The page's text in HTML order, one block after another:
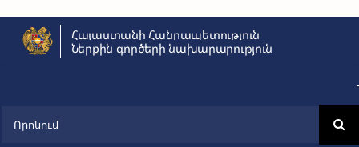
content
Հայաստանի Հանրապետություն
Ներքին գործերի նախարարություն